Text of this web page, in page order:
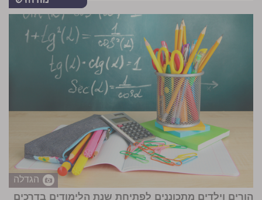
הגדלה
הורים וילדים מתכוננים לפתיחת שנת הלימודים בדרכים